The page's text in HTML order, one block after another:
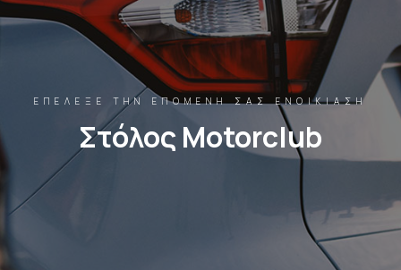
ΕΠΈΛΕΞΕ ΤΗΝ ΕΠΌΜΕΝΉ ΣΑΣ ΕΝΟΙΚΊΑΣΗ
Στόλος Motorclub